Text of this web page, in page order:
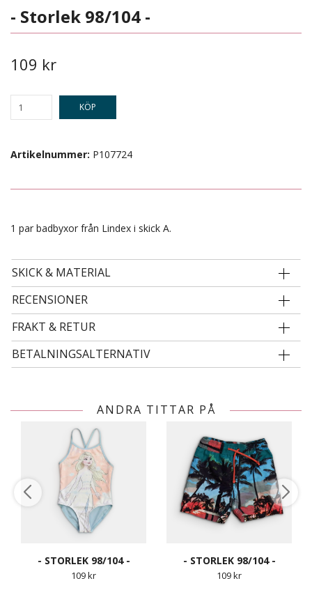
- Storlek 98/104 -
109 kr
KÖP
Artikelnummer: P107724
1 par badbyxor från Lindex i skick A.
SKICK & MATERIAL
RECENSIONER
FRAKT & RETUR
BETALNINGSALTERNATIV
ANDRA TITTAR PÅ
- STORLEK 98/104 -
109 kr
- STORLEK 98/104 -
109 kr